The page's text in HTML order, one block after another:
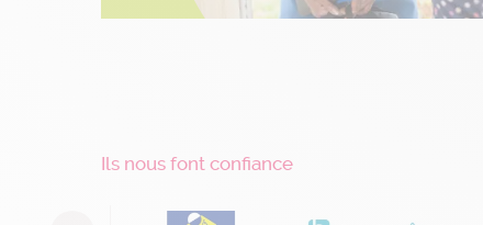
Ils nous font confiance